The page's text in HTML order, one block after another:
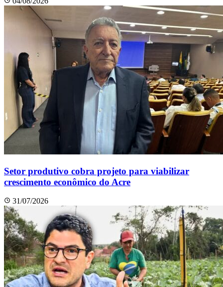
Setor produtivo cobra projeto para viabilizar
crescimento econômico do Acre
31/07/2026